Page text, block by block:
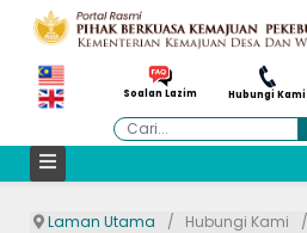
Soalan Lazim Hubungi Kami
Cari
Laman Utama Hubungi Kami